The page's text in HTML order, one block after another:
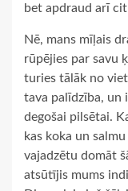
bet apdraud arī
Nē, mans mīļais
rūpējies par savu
turies tālāk no
tava palīdzība, un
degošai pilsētai.
kas koka un
vajadzētu domāt
atsūtījis mums